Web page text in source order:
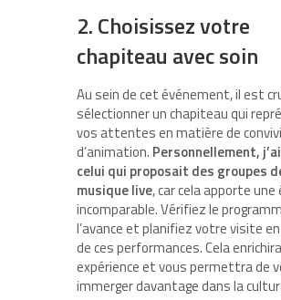
2. Choisissez votre
chapiteau avec soin
Au sein de cet événement, il est
sélectionner un chapiteau qui
vos attentes en matière de
d’animation. Personnellement,
celui qui proposait des groupes
musique live, car cela apporte une
incomparable. Vérifiez le
l’avance et planifiez votre visite
de ces performances. Cela
expérience et vous permettra de
immerger davantage dans la